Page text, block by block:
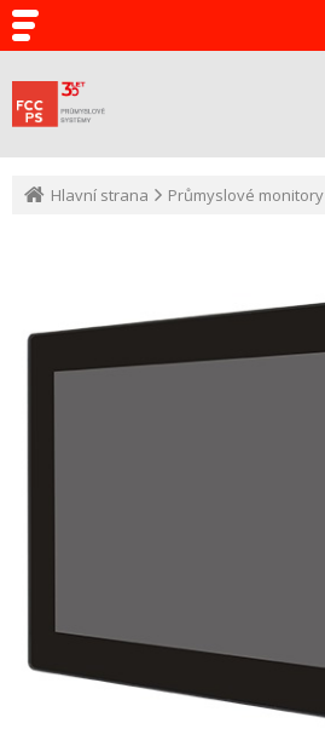
Hlavní strana Průmyslové monitory